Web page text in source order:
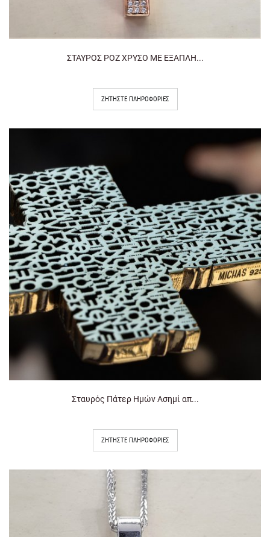
ΣΤΑΥΡΟΣ ΡΟΖ ΧΡΥΣΟ ΜΕ ΕΞΑΠΛΗ...
ΖΗΤΉΣΤΕ ΠΛΗΡΟΦΟΡΊΕΣ
Σταυρός Πάτερ Ημών Ασημί απ...
ΖΗΤΉΣΤΕ ΠΛΗΡΟΦΟΡΊΕΣ